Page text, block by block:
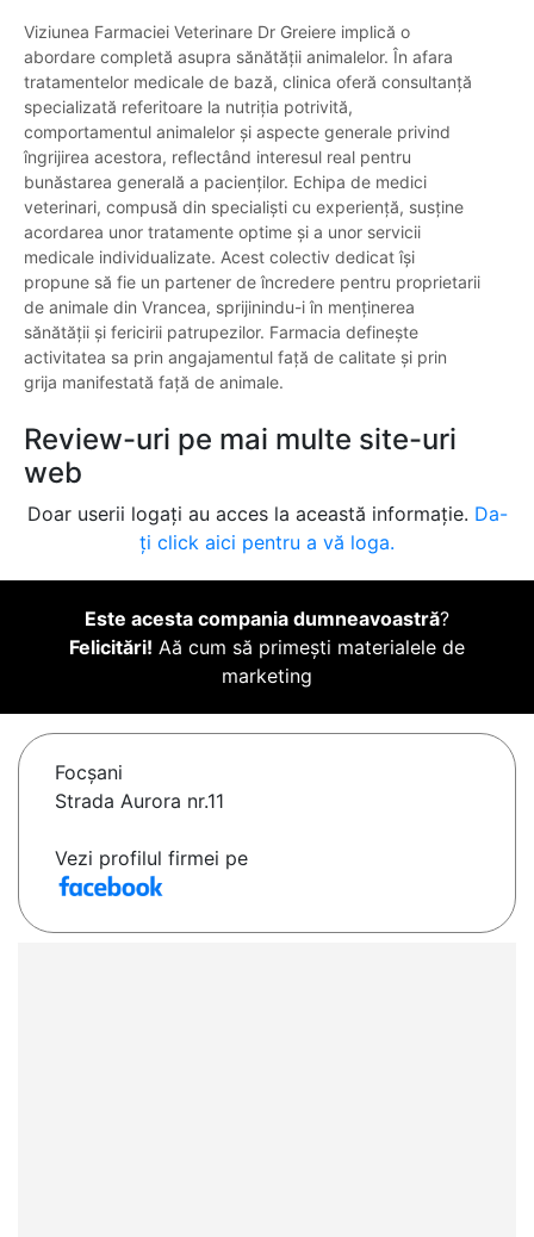
Viziunea Farmaciei Veterinare Dr Greiere implică o
abordare completă asupra sănătății animalelor. În afara
tratamentelor medicale de bază, clinica oferă consultanță
specializată referitoare la nutriția potrivită,
comportamentul animalelor și aspecte generale privind
îngrijirea acestora, reflectând interesul real pentru
bunăstarea generală a pacienților. Echipa de medici
veterinari, compusă din specialiști cu experiență, susține
acordarea unor tratamente optime și a unor servicii
medicale individualizate. Acest colectiv dedicat își
propune să fie un partener de încredere pentru proprietarii
de animale din Vrancea, sprijinindu-i în menținerea
sănătății și fericirii patrupezilor. Farmacia definește
activitatea sa prin angajamentul față de calitate și prin
grija manifestată față de animale.
Review-uri pe mai multe site-uri
web
Doar userii logați au acces la această informație. Da-
ți click aici pentru a vă loga.
Este acesta compania dumneavoastră?
Felicitări! Aă cum să primești materialele de
marketing
Focşani
Strada Aurora nr.11
Vezi profilul firmei pe